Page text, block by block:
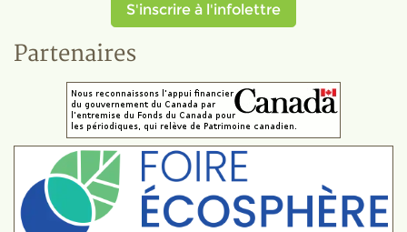
S'inscrire à l'infolettre
Partenaires